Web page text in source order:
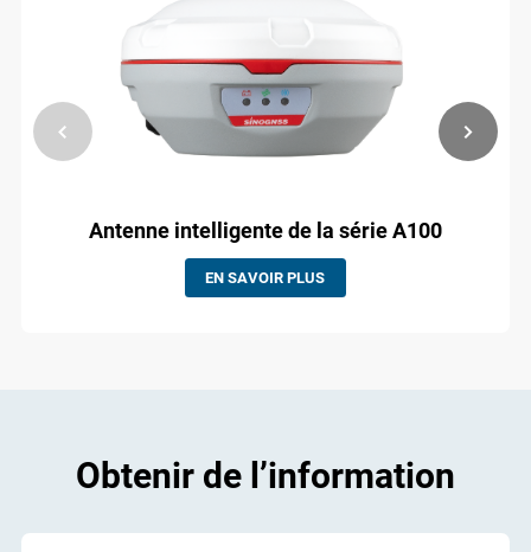
Antenne intelligente de la série A100
EN SAVOIR PLUS
Obtenir de l’information